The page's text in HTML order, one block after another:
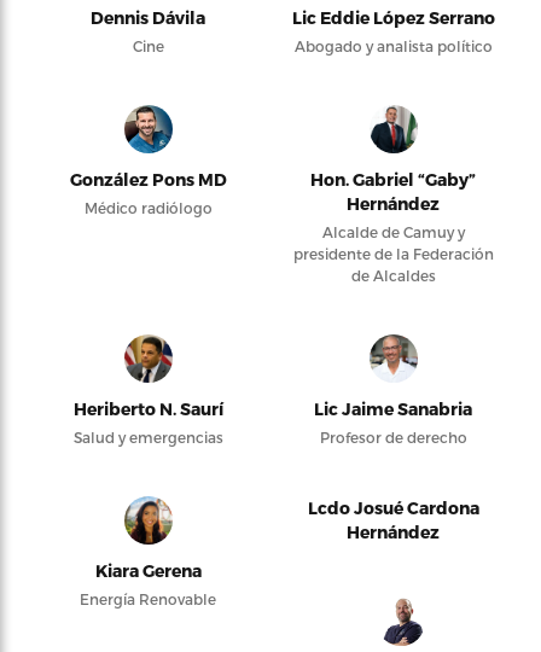
Dennis Dávila
Cine
Lic Eddie López Serrano
Abogado y analista político
González Pons MD
Médico radiólogo
Hon. Gabriel “Gaby”
Hernández
Alcalde de Camuy y
presidente de la Federación
de Alcaldes
Heriberto N. Saurí
Salud y emergencias
Lic Jaime Sanabria
Profesor de derecho
Kiara Gerena
Energía Renovable
Lcdo Josué Cardona
Hernández